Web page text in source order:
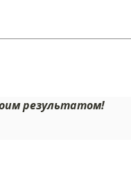
результатом!